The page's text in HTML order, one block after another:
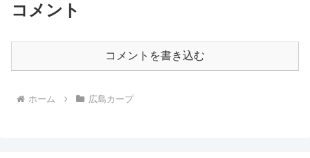
コメント
コメントを書き込む
ホーム 広島カープ